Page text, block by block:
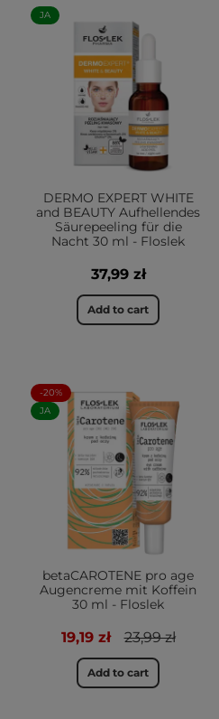
JA
DERMO EXPERT WHITE
and BEAUTY Aufhellendes
Säurepeeling für die
Nacht 30 ml - Floslek
37,99 zł
Add to cart
-20%
JA
betaCAROTENE pro age
Augencreme mit Koffein
30 ml - Floslek
19,19 zł 23,99 zł
Add to cart